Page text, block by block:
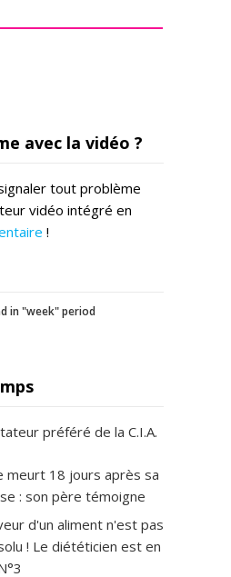
avec la vidéo ?
tout problème
vidéo intégré en
!
in "week" period
préféré de la C.I.A.
meurt 18 jours après sa
: son père témoigne
d'un aliment n'est pas
! Le diététicien est en